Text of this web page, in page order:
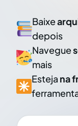
Baixe
depois
Navegue
mais
Esteja na